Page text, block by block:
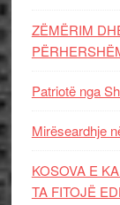
ZËMËRIM
Patriotë nga
Mirëseardhje
KOSOVA E
TA FITOJË